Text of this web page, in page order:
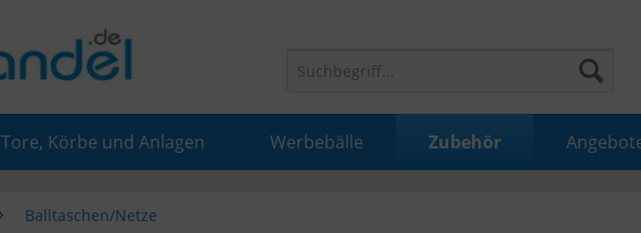
Tore, Körbe und Anlagen Werbebälle Zubehör
Balltaschen/Netze